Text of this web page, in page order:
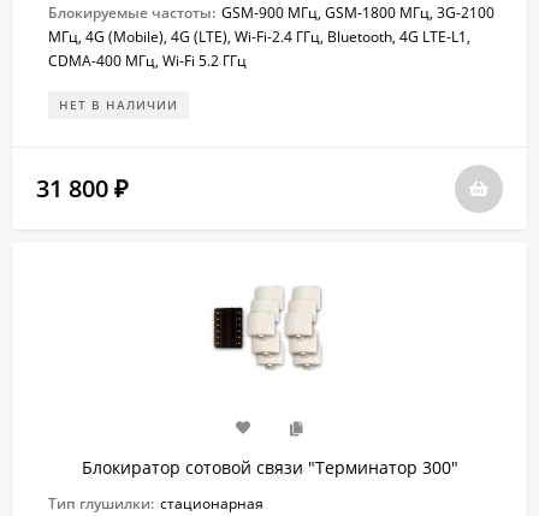
Блокируемые частоты: GSM-900 МГц, GSM-1800 МГц, 3G-2100
МГц, 4G (Mobile), 4G (LTE), Wi-Fi-2.4 ГГц, Bluetooth, 4G LTE-L1,
CDMA-400 МГц, Wi-Fi 5.2 ГГц
НЕТ В НАЛИЧИИ
31 800 ₽
Блокиратор сотовой связи "Терминатор 300"
Тип глушилки: стационарная